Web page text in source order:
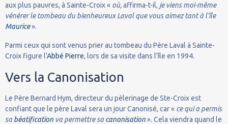
aux plus pauvres, à Sainte-Croix « où,affirma-t-il, je viens moi-même
vénérer le tombeau du bienheureux Laval que vous aimez tant à l’île
Maurice».
Parmi ceux qui sont venus prier au tombeau du Père Laval à Sainte-
Croix figure l'Abbé Pierre, lors de sa visite dans l'île en 1994.
Vers la Canonisation
Le Père Bernard Hym, directeur du pèlerinage de Ste-Croix est
confiant que le père Laval sera un jour Canonisé, car « ce qui a permis
sa béatification va permettre sa canonisation». Cela viendra quand le